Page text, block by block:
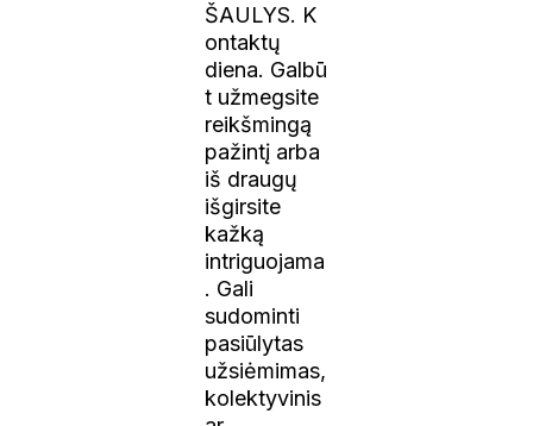
ŠAULYS. K
ontaktų
diena. Galbū
t užmegsite
reikšmingą
pažintį arba
iš draugų
išgirsite
kažką
intriguojama
. Gali
sudominti
pasiūlytas
užsiėmimas,
kolektyvinis